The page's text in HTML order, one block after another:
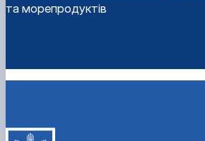
та морепродуктів